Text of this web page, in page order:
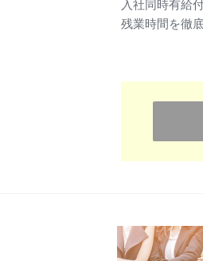
入社同時有給
残業時間を徹